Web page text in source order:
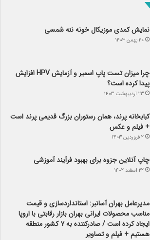
نمایش کمدی موزیکال خونه ننه شمسی
۲۰ بهمن ۱۴۰۳
چرا میزان تست پاپ اسمیر و آزمایش HPV افزایش
پیدا کرده است؟
۲۳ اردیبهشت ۱۴۰۳
کبابخانه پرند، همان رستوران بزرگ قدیمی پرند است
+ فیلم و عکس
۲ فروردین ۱۴۰۳
چاپ آنلاین جزوه برای بهبود فرآیند آموزشی
۲۲ اسفند ۱۴۰۲
مدیرعامل بهران آسانبر: استانداردسازی و قیمت
مناسب محصولات ایرانی بهران بازار رقابتی با اروپا
ایجاد کرده است / صادرکننده به ۷ کشور منطقه
هستیم + فیلم و تصاویر